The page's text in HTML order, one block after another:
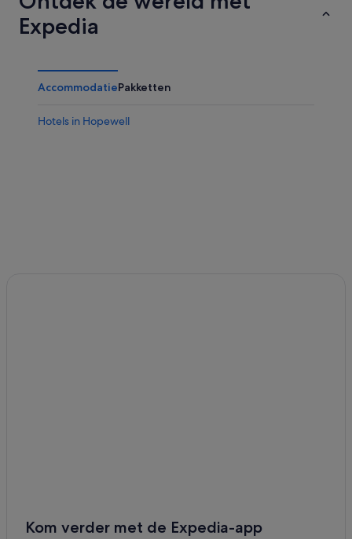
Expedia
AccommodatiePakketten
Hotels in Hopewell
Kom verder met de Expedia-app